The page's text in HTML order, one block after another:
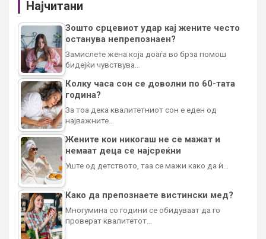
Најчитани
Зошто срцевиот удар кај жените често
останува непрепознаен?
Замислете жена која доаѓа во брза помош
бидејќи чувствува…
Колку часа сон се доволни по 60-тата
година?
За тоа дека квалитетниот сон е еден од
најважните…
Жените кои никогаш не се мажат и
немаат деца се најсреќни
Уште од детството, таа се мажи како да ѝ…
Како да препознаете вистински мед?
Многумина со години се обидуваат да го
проверат квалитетот…